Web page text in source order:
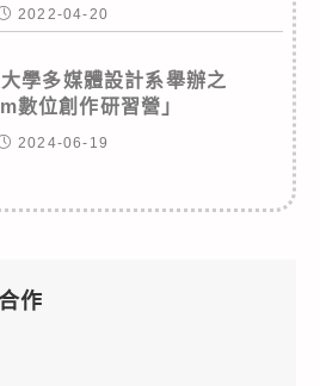
2022-04-20
學多媒體設計系舉辦之
數位創作研習營」
2024-06-19
作